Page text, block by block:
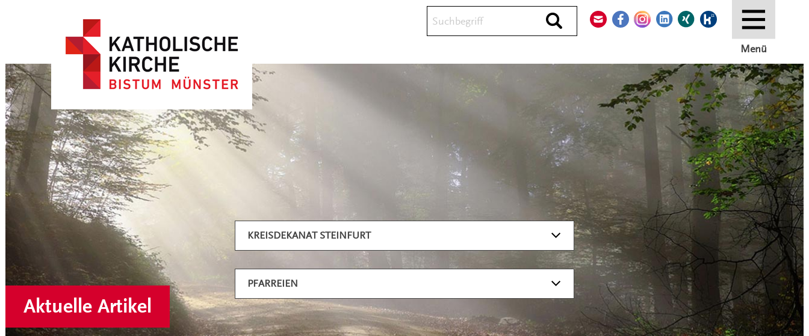
Durchsuchen
Menü
Aktuelle Artikel
Artikel filtern KREISDEKANAT STEINFURT
PFARREIEN